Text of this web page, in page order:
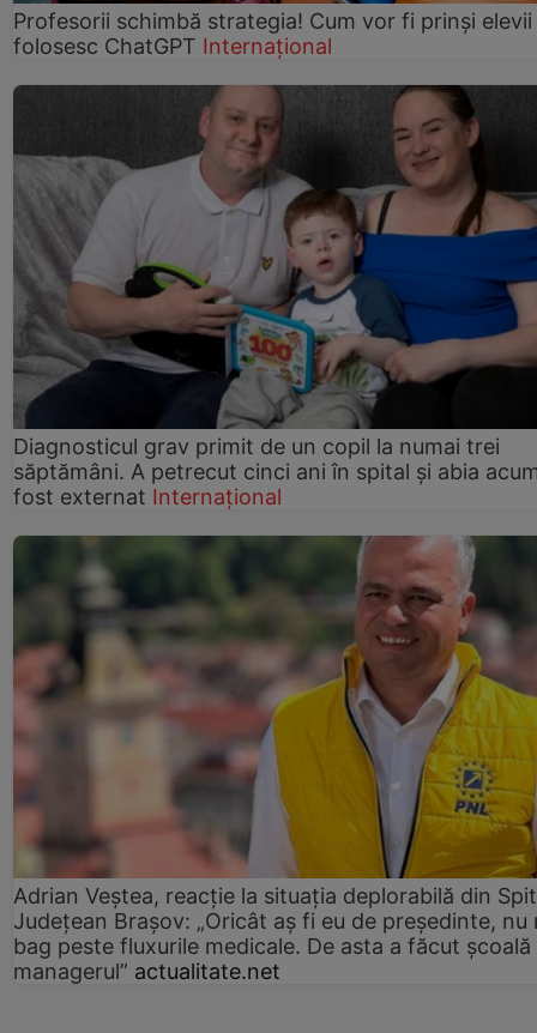
Profesorii schimbă strategia! Cum vor fi prinși elevii
folosesc ChatGPT Internațional
Diagnosticul grav primit de un copil la numai trei
săptămâni. A petrecut cinci ani în spital și abia
fost externat Internațional
Adrian Veștea, reacție la situația deplorabilă din
Județean Brașov: „Oricât aș fi eu de președinte, nu
bag peste fluxurile medicale. De asta a făcut școală
managerul” actualitate.net